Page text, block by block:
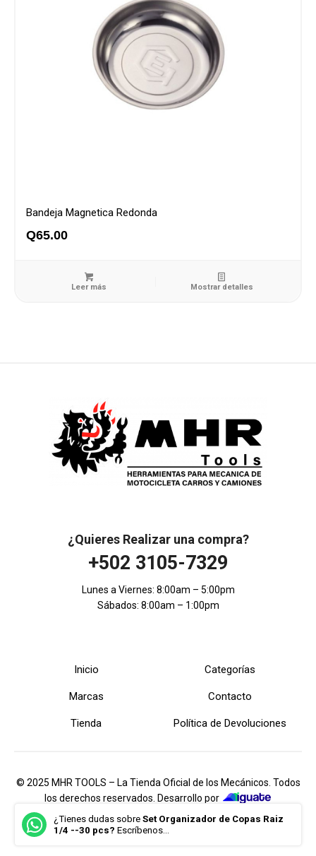
Bandeja Magnetica Redonda
Q65.00
Leer más Mostrar detalles
¿Quieres Realizar una compra?
+502 3105-7329
Lunes a Viernes: 8:00am – 5:00pm
Sábados: 8:00am – 1:00pm
Inicio Categorías
Marcas Contacto
Tienda Política de Devoluciones
© 2025 MHR TOOLS – La Tienda Oficial de los Mecánicos. Todos
los derechos reservados. Desarrollo por iGuate.com
¿Tienes dudas sobre Set Organizador de Copas Raiz
1/4 --30 pcs? Escríbenos...